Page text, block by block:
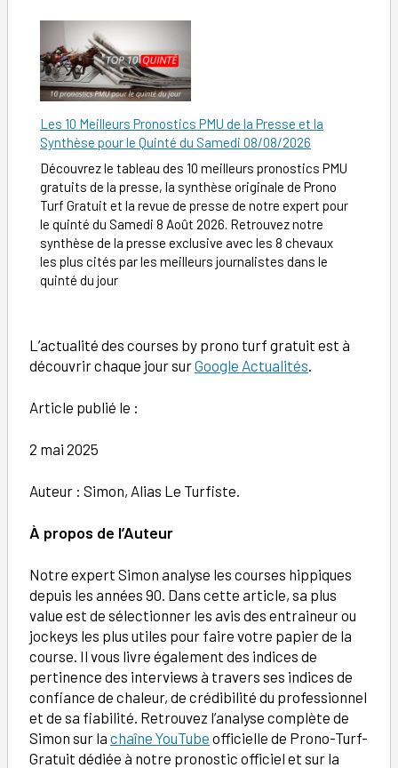
Les 10 Meilleurs Pronostics PMU de la Presse et la
Synthèse pour le Quinté du Samedi 08/08/2026
Découvrez le tableau des 10 meilleurs pronostics PMU
gratuits de la presse, la synthèse originale de Prono
Turf Gratuit et la revue de presse de notre expert pour
le quinté du Samedi 8 Août 2026. Retrouvez notre
synthèse de la presse exclusive avec les 8 chevaux
les plus cités par les meilleurs journalistes dans le
quinté du jour
L’actualité des courses by prono turf gratuit est à
découvrir chaque jour surGoogle Actualités
Article publié le :
2 mai 2025
Auteur : Simon, Alias Le Turfiste.
À propos de l’Auteur
Notre expert Simon analyse les courses hippiques
depuis les années 90. Dans cette article, sa plus
value est de sélectionner les avis des entraineur ou
jockeys les plus utiles pour faire votre papier de la
course. Il vous livre également des indices de
pertinence des interviews à travers ses indices de
confiance de chaleur, de crédibilité du professionnel
et de sa fiabilité. Retrouvez l’analyse complète de
Simon sur la chaîne YouTube officielle de Prono-Turf-
Gratuit dédiée à notre pronostic officiel et sur la